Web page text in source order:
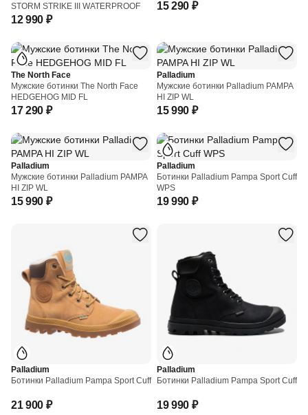
STORM STRIKE III WATERPROOF
12 990 ₽
15 290 ₽
The North Face
Мужские ботинки The North Face
HEDGEHOG MID FL
17 290 ₽
Palladium
Мужские ботинки Palladium PAMPA
HI ZIP WL
15 990 ₽
Palladium
Мужские ботинки Palladium PAMPA
HI ZIP WL
15 990 ₽
Palladium
Ботинки Palladium Pampa Sport Cuff
WPS
19 990 ₽
Palladium
Ботинки Palladium Pampa Sport Cuff
21 900 ₽
Palladium
Ботинки Palladium Pampa Sport Cuff
19 990 ₽